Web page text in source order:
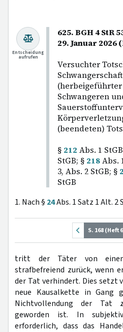
625. BGH 4 StR
29. Januar 2026
Versuchter
Schwangeren
(beendeten)
§ 212 Abs. 1
StGB; § 218Abs.
3, Abs. 2 StGB; §
StGB
Entscheidung
aufrufen
1. Nach § 24Abs. 1 Satz 1 Alt. 2
S. 168 (Heft
tritt der Täter von einem
strafbefreiend zurück, wenn
der Tat verhindert. Dies setzt
neue Kausalkette in Gang
Nichtvollendung der Tat
geworden ist. In
erforderlich, dass das